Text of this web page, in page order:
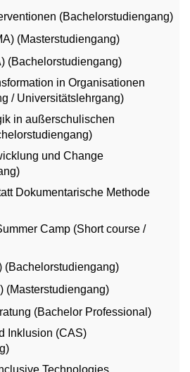
(Bachelorstudiengang)
(Masterstudiengang)
(Bachelorstudiengang)
in Organisationen
/ Universitätslehrgang)
in außerschulischen
und Change
Dokumentarische Methode
Camp (Short course /
(Bachelorstudiengang)
(Masterstudiengang)
(Bachelor Professional)
Inklusion (CAS)
Technologies